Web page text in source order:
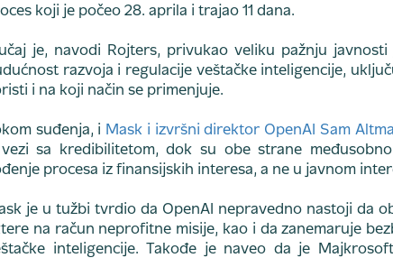
koji je počeo 28. aprila i trajao 11 dana.
je, navodi Rojters, privukao veliku pažnju
razvoja i regulacije veštačke inteligencije,
i na koji način se primenjuje.
suđenja, i Mask i izvršni direktor OpenAI Sam
sa kredibilitetom, dok su obe strane
procesa iz finansijskih interesa, a ne u javnom
je u tužbi tvrdio da OpenAI nepravedno nastoji da
na račun neprofitne misije, kao i da zanemaruje
inteligencije. Takođe je naveo da je